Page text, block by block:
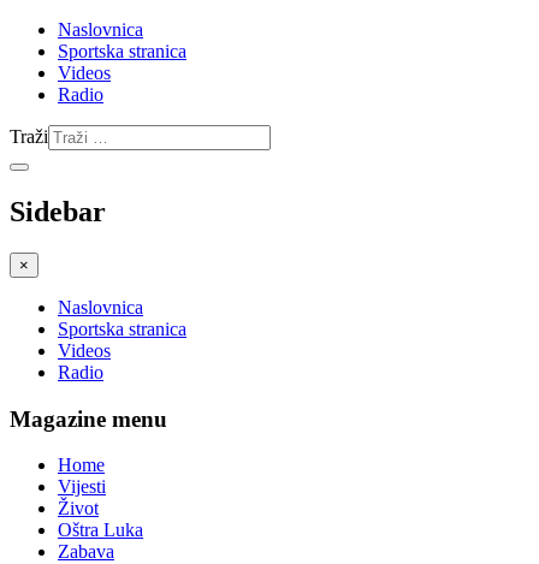
Naslovnica
Sportska stranica
Videos
Radio
Traži
Sidebar
×
Naslovnica
Sportska stranica
Videos
Radio
Magazine menu
Home
Vijesti
Život
Oštra Luka
Zabava